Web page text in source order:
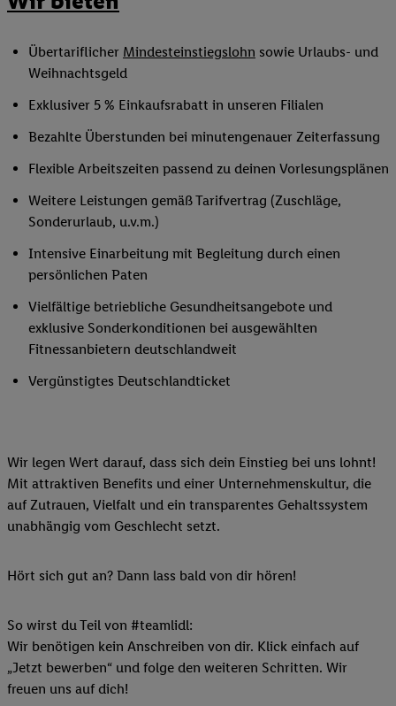
Übertariflicher Mindesteinstiegslohn sowie Urlaubs- und
Weihnachtsgeld
Exklusiver 5 % Einkaufsrabatt in unseren Filialen
Bezahlte Überstunden bei minutengenauer Zeiterfassung
Flexible Arbeitszeiten passend zu deinen Vorlesungsplänen
Weitere Leistungen gemäß Tarifvertrag (Zuschläge,
Sonderurlaub, u.v.m.)
Intensive Einarbeitung mit Begleitung durch einen
persönlichen Paten
Vielfältige betriebliche Gesundheitsangebote und
exklusive Sonderkonditionen bei ausgewählten
Fitnessanbietern deutschlandweit
Vergünstigtes Deutschlandticket
Wir legen Wert darauf, dass sich dein Einstieg bei uns lohnt!
Mit attraktiven Benefits und einer Unternehmenskultur, die
auf Zutrauen, Vielfalt und ein transparentes Gehaltssystem
unabhängig vom Geschlecht setzt.
Hört sich gut an? Dann lass bald von dir hören!
So wirst du Teil von #teamlidl:
Wir benötigen kein Anschreiben von dir. Klick einfach auf
„Jetzt bewerben“ und folge den weiteren Schritten. Wir
freuen uns auf dich!